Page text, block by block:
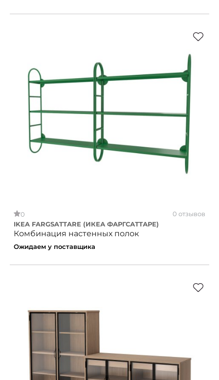
0
0 отзывов
IKEA FARGSATTARE (ИКЕА ФАРГСАТТАРЕ)
Комбинация настенных полок
Ожидаем у поставщика